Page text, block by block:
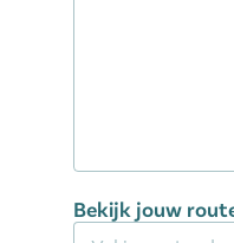
Kies wat je
Bekijk jouw